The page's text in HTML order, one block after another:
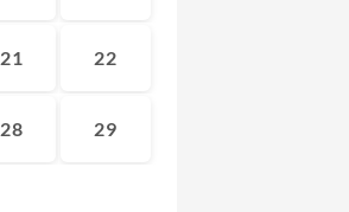
21 22
28 29